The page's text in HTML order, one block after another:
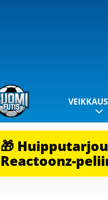
🎁
Reactoonz-